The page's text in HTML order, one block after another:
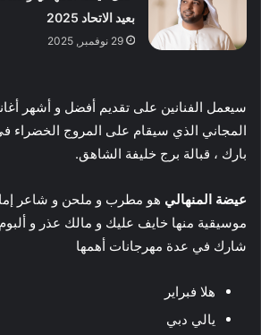
بعيد الاتحاد 2025
29 نوفمبر, 2025
سيعمل الفنانين على تقديم أفضل و أشهر
المجاني الذي سيقام على المروج الخضراء
بارك ، قبالة برج خليفة الشاهق.
عيضة المنهالي هو مطرب و ملحن و شاعر
موسيقية منها خايف عليك و مالك عذر و
شارك في عدة مهرجانات أهمها
هلا فبراير
يالي دبي